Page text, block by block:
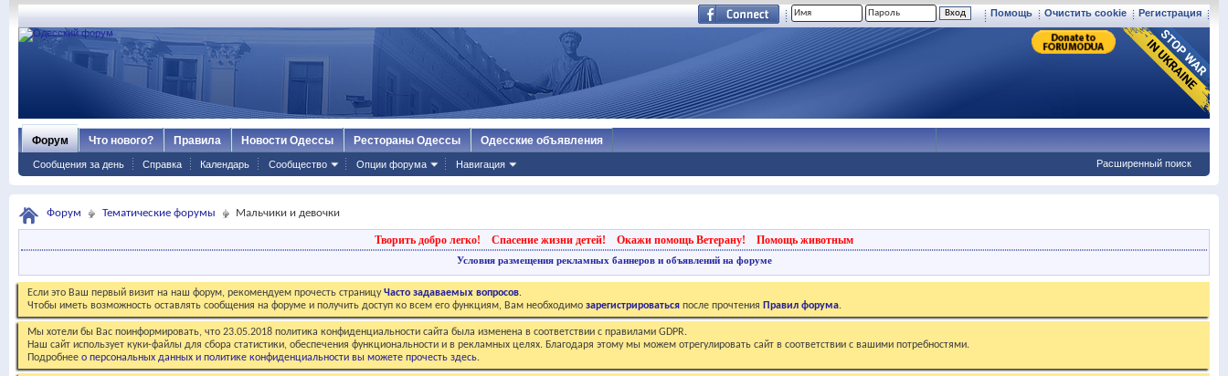
Регистрация
Очистить cookie
Помощь
Форум
Сообщения за день Справка Календарь Сообщество Опции форума Навигация
Что нового? Правила Новости Одессы Рестораны Одессы Одесские объявления
Расширенный поиск
Форум Тематические форумы Мальчики и девочки
Творить добро легко! Спасение жизни детей! Окажи помощь Ветерану! Помощь животным
Условия размещения рекламных баннеров и объявлений на форуме
Если это Ваш первый визит на наш форум, рекомендуем прочесть страницуЧасто задаваемых вопросов.
Чтобы иметь возможность оставлять сообщения на форуме и получить доступ ко всем его функциям, Вам необходимо зарегистрироваться после прочтения Правил форума.
Мы хотели бы Вас поинформировать, что 23.05.2018 политика конфиденциальности сайта была изменена в соответствии с правилами GDPR.
Наш сайт использует куки-файлы для сбора статистики, обеспечения функциональности и в рекламных целях. Благодаря этому мы можем отрегулировать сайт в соответствии с вашими потребностями.
Подробнее о персональных данных и политике конфиденциальности вы можете прочесть здесь.